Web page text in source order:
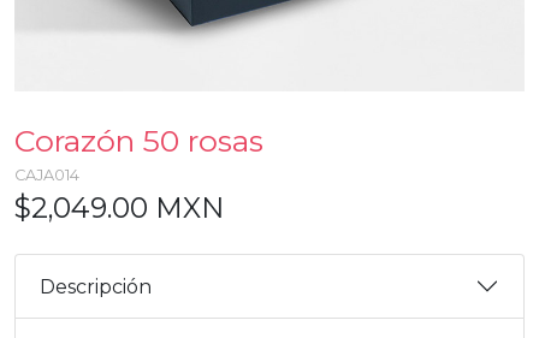
Corazón 50 rosas
CAJA014
$2,049.00 MXN
Descripción